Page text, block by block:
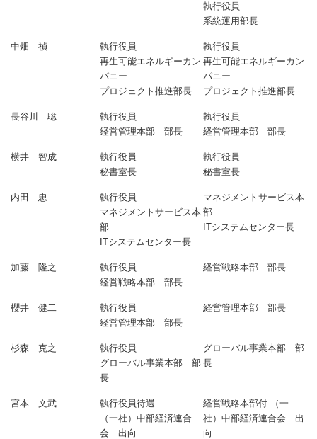
執行役員
系統運用部長
中畑 禎
執行役員
再生可能エネルギーカン
パニー
プロジェクト推進部長
執行役員
再生可能エネルギーカン
パニー
プロジェクト推進部長
長谷川 聡
執行役員
経営管理本部 部長
執行役員
経営管理本部 部長
横井 智成
執行役員
秘書室長
執行役員
秘書室長
内田 忠
執行役員
マネジメントサービス本
部
ITシステムセンター長
マネジメントサービス本
部
ITシステムセンター長
加藤 隆之
執行役員
経営戦略本部 部長
経営戦略本部 部長
櫻井 健二
執行役員
経営管理本部 部長
経営管理本部 部長
杉森 克之
執行役員
グローバル事業本部 部
長
グローバル事業本部 部
長
宮本 文武
執行役員待遇
（一社）中部経済連合
会 出向
経営戦略本部付 （一
社）中部経済連合会 出
向